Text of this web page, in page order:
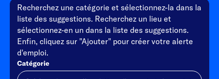
Recherchez une catégorie et sélectionnez-la dans la
liste des suggestions. Recherchez un lieu et
sélectionnez-en un dans la liste des suggestions.
Enfin, cliquez sur "Ajouter" pour créer votre alerte
d'emploi.
Catégorie